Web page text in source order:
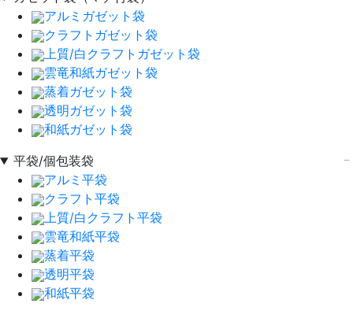
アルミガゼット袋
クラフトガゼット袋
上質/白クラフトガゼット袋
雲竜和紙ガゼット袋
蒸着ガゼット袋
透明ガゼット袋
和紙ガゼット袋
平袋/個包装袋
アルミ平袋
クラフト平袋
上質/白クラフト平袋
雲竜和紙平袋
蒸着平袋
透明平袋
和紙平袋